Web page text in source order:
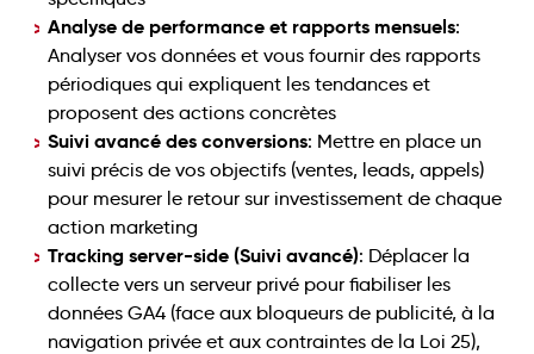
Analyse de performance et rapports mensuels:
Analyser vos données et vous fournir des rapports
périodiques qui expliquent les tendances et
proposent des actions concrètes
Suivi avancé des conversions: Mettre en place un
suivi précis de vos objectifs (ventes, leads, appels)
pour mesurer le retour sur investissement de chaque
action marketing
Tracking server-side (Suivi avancé): Déplacer la
collecte vers un serveur privé pour fiabiliser les
données GA4 (face aux bloqueurs de publicité, à la
navigation privée et aux contraintes de la Loi 25),